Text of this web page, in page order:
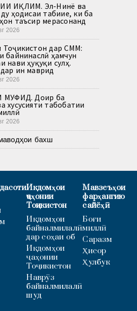
ИҚЛИМ. Эл-Нинё ва
ҳодисаи табиие, ки ба
таъсир мерасонанд
2026
Тоҷикистон дар СММ:
байнинаслӣ ҳамчун
нави ҳуқуқи сулҳ.
ин маврид
2026
МУФИД. Доир ба
хусусияти табобатии
2026
бахш
Иқдомҳои
ҷаҳонии
Тоҷикистон
Иқдомҳои
байналмилалӣ
дар соҳаи об
Иқдомҳои
ҷаҳонии
Тоҷикистон
Наврӯз
байналмилалӣ
шуд
Мавзеъҳои
фарҳангию
сайёҳӣ
Боғи
миллӣ
Саразм
Ҳисор
Ҳулбук